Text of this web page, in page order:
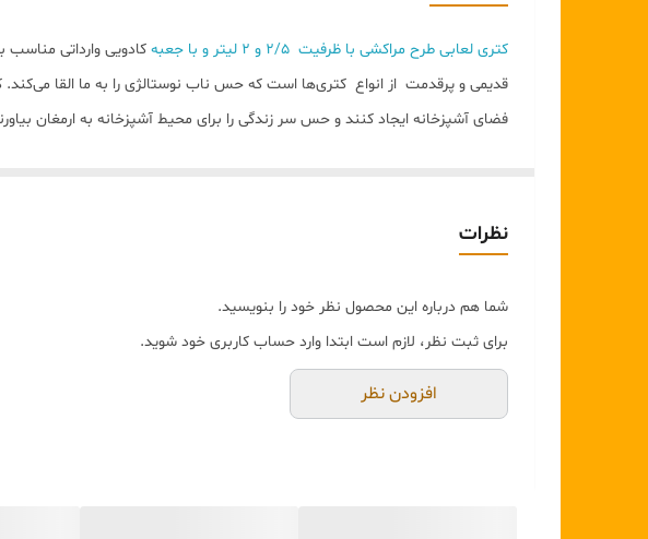
کتری لعابی طرح مراکشی با ظرفیت ۲/۵ و ۲ لیتر و با جعبه
کادویی وارداتی
قدیمی و پرقدمت از انواع کتری‌ها است که حس ناب نوستالژی را به ما القا می‌کند.
فضای آشپزخانه ایجاد کنند و حس سر زندگی را برای محیط آشپزخانه به ارمغان
مشخصات :
نوع کتری و سماور
وزن سماور یا کتری
نظرات
شما هم درباره این محصول نظر خود را بنویسید.
برای ثبت نظر، لازم است ابتدا وارد حساب کاربری خود شوید.
افزودن نظر